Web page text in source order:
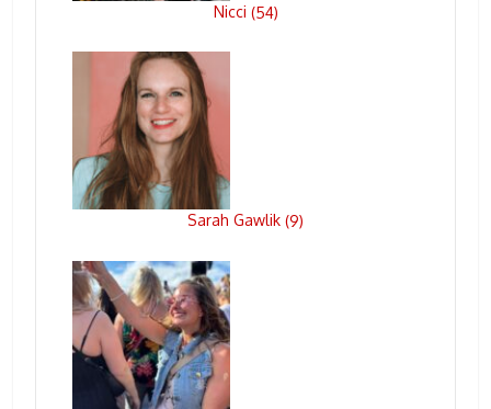
Nicci (54)
Sarah Gawlik (9)